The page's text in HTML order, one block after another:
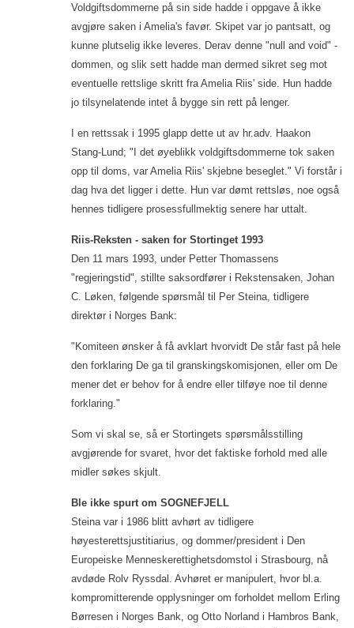
Voldgiftsdommerne på sin side hadde i oppgave å ikke
avgjøre saken i Amelia's favør. Skipet var jo pantsatt, og
kunne plutselig ikke leveres. Derav denne "null and void" -
dommen, og slik sett hadde man dermed sikret seg mot
eventuelle rettslige skritt fra Amelia Riis' side. Hun hadde
jo tilsynelatende intet å bygge sin rett på lenger.
I en rettssak i 1995 glapp dette ut av hr.adv. Haakon
Stang-Lund; "I det øyeblikk voldgiftsdommerne tok saken
opp til doms, var Amelia Riis' skjebne beseglet." Vi forstår i
dag hva det ligger i dette. Hun var dømt rettsløs, noe også
hennes tidligere prosessfullmektig senere har uttalt.
Riis-Reksten - saken for Stortinget 1993
Den 11 mars 1993, under Petter Thomassens
"regjeringstid", stillte saksordfører i Rekstensaken, Johan
C. Løken, følgende spørsmål til Per Steina, tidligere
direktør i Norges Bank:
"Komiteen ønsker å få avklart hvorvidt De står fast på hele
den forklaring De ga til granskingskomisjonen, eller om De
mener det er behov for å endre eller tilføye noe til denne
forklaring."
Som vi skal se, så er Stortingets spørsmålsstilling
avgjørende for svaret, hvor det faktiske forhold med alle
midler søkes skjult.
Ble ikke spurt om SOGNEFJELL
Steina var i 1986 blitt avhørt av tidligere
høyesterettsjustitiarius, og dommer/president i Den
Europeiske Menneskerettighetsdomstol i Strasbourg, nå
avdøde Rolv Ryssdal. Avhøret er manipulert, hvor bl.a.
kompromitterende opplysninger om forholdet mellom Erling
Børresen i Norges Bank, og Otto Norland i Hambros Bank,